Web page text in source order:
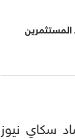
المستثمرين
سكاي نيوز